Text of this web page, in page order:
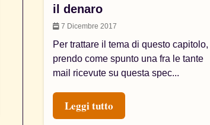
il denaro
7 Dicembre 2017
Per trattare il tema di questo capitolo,
prendo come spunto una fra le tante
mail ricevute su questa spec...
Leggi tutto